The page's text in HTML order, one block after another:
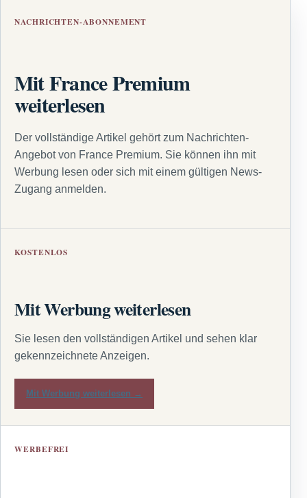
NACHRICHTEN-ABONNEMENT
Mit France Premium
weiterlesen
Der vollständige Artikel gehört zum Nachrichten-
Angebot von France Premium. Sie können ihn mit
Werbung lesen oder sich mit einem gültigen News-
Zugang anmelden.
KOSTENLOS
Mit Werbung weiterlesen
Sie lesen den vollständigen Artikel und sehen klar
gekennzeichnete Anzeigen.
Mit Werbung weiterlesen →
WERBEFREI